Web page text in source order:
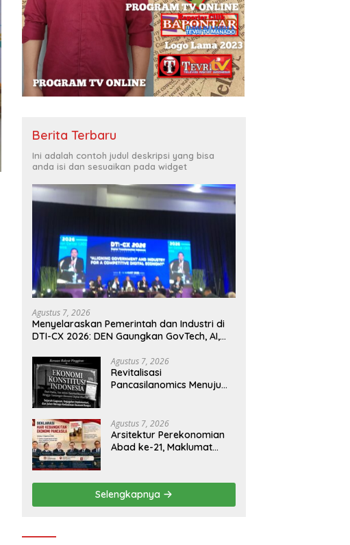
Berita Terbaru
Ini adalah contoh judul deskripsi yang bisa
anda isi dan sesuaikan pada widget
Agustus 7, 2026
Menyelaraskan Pemerintah dan Industri di
DTI-CX 2026: DEN Gaungkan GovTech, AI,
Digital yang KompetitifAgustus 7, 2026
Revitalisasi
Pancasilanomics Menuju
Agustus 7, 2026
Arsitektur Perekonomian
Abad ke-21, Maklumat
Kedaulatan Ekonomi
Selengkapnya